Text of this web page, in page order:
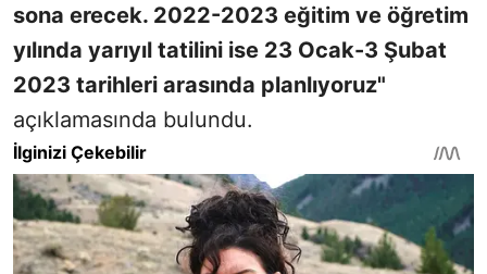
sona erecek. 2022-2023 eğitim ve öğretim
yılında yarıyıl tatilini ise 23 Ocak-3 Şubat
2023 tarihleri arasında planlıyoruz"
açıklamasında bulundu.